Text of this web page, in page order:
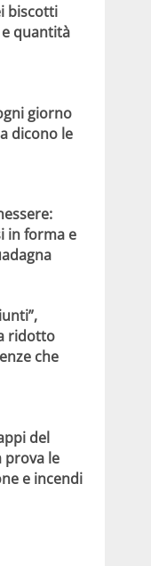
biscotti
quantità
giorno
dicono le
in forma e
ridotto
che
del
prova le
e incendi